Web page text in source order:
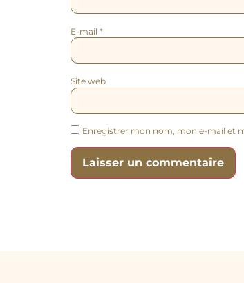
E-mail *
Site web
Enregistrer mon nom, mon e-mail et